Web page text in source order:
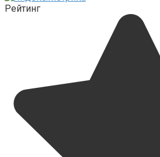
Рейтинг